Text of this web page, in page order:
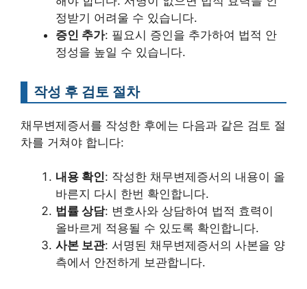
정받기 어려울 수 있습니다.
증인 추가: 필요시 증인을 추가하여 법적 안
정성을 높일 수 있습니다.
작성 후 검토 절차
채무변제증서를 작성한 후에는 다음과 같은 검토 절
차를 거쳐야 합니다:
내용 확인: 작성한 채무변제증서의 내용이 올
바른지 다시 한번 확인합니다.
법률 상담: 변호사와 상담하여 법적 효력이
올바르게 적용될 수 있도록 확인합니다.
사본 보관: 서명된 채무변제증서의 사본을 양
측에서 안전하게 보관합니다.